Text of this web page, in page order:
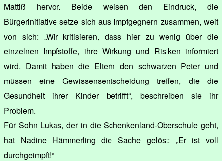
Mattiß hervor. Beide weisen den Eindruck, die
Bürgerinitiative setze sich aus Impfgegnern zusammen, weit
von sich: „Wir kritisieren, dass hier zu wenig über die
einzelnen Impfstoffe, ihre Wirkung und Risiken informiert
wird. Damit haben die Eltern den schwarzen Peter und
müssen eine Gewissensentscheidung treffen, die die
Gesundheit ihrer Kinder betrifft“, beschreiben sie ihr
Problem.
Für Sohn Lukas, der in die Schenkenland-Oberschule geht,
hat Nadine Hämmerling die Sache gelöst: „Er ist voll
durchgeimpft!“